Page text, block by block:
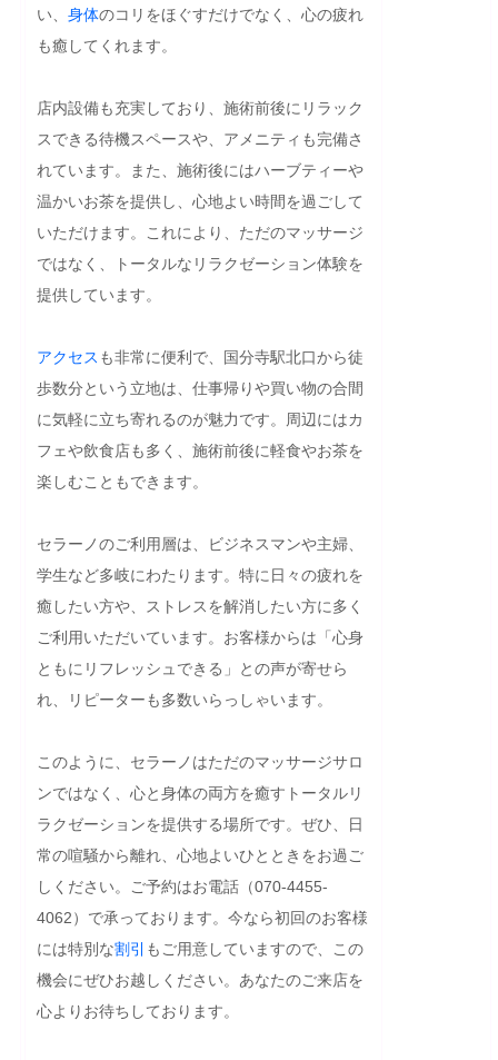
い、 身体のコリをほぐすだけでなく、心の疲れ
も癒してくれます。
店内設備も充実しており、施術前後にリラック
スできる待機スペースや、アメニティも完備さ
れています。また、施術後にはハーブティーや
温かいお茶を提供し、心地よい時間を過ごして
いただけます。これにより、ただのマッサージ
ではなく、トータルなリラクゼーション体験を
提供しています。
アクセス も非常に便利で、国分寺駅北口から徒
歩数分という立地は、仕事帰りや買い物の合間
に気軽に立ち寄れるのが魅力です。周辺にはカ
フェや飲食店も多く、施術前後に軽食やお茶を
楽しむこともできます。
セラーノのご利用層は、ビジネスマンや主婦、
学生など多岐にわたります。特に日々の疲れを
癒したい方や、ストレスを解消したい方に多く
ご利用いただいています。お客様からは「心身
ともにリフレッシュできる」との声が寄せら
れ、リピーターも多数いらっしゃいます。
このように、セラーノはただのマッサージサロ
ンではなく、心と身体の両方を癒すトータルリ
ラクゼーションを提供する場所です。ぜひ、日
常の喧騒から離れ、心地よいひとときをお過ご
しください。ご予約はお電話（070-4455-
4062）で承っております。今なら初回のお客様
には特別な割引 もご用意していますので、この
機会にぜひお越しください。あなたのご来店を
心よりお待ちしております。